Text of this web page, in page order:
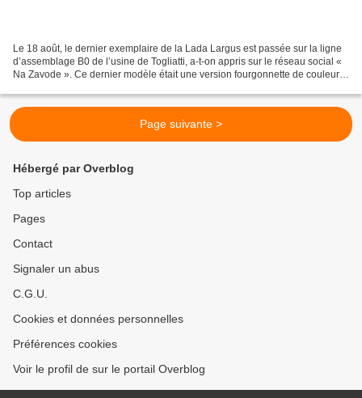
Le 18 août, le dernier exemplaire de la Lada Largus est passée sur la ligne
d’assemblage B0 de l’usine de Togliatti, a-t-on appris sur le réseau social «
Na Zavode ». Ce dernier modèle était une version fourgonnette de couleur
Page suivante >
Hébergé par Overblog
Top articles
Pages
Contact
Signaler un abus
C.G.U.
Cookies et données personnelles
Préférences cookies
Voir le profil de sur le portail Overblog